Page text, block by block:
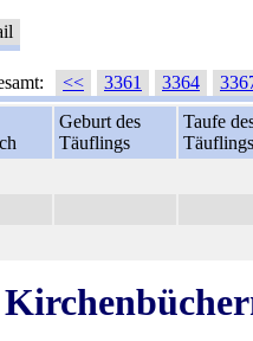
<< 3361 3364
Geburt des
Täuflings
Taufe
Täuflings